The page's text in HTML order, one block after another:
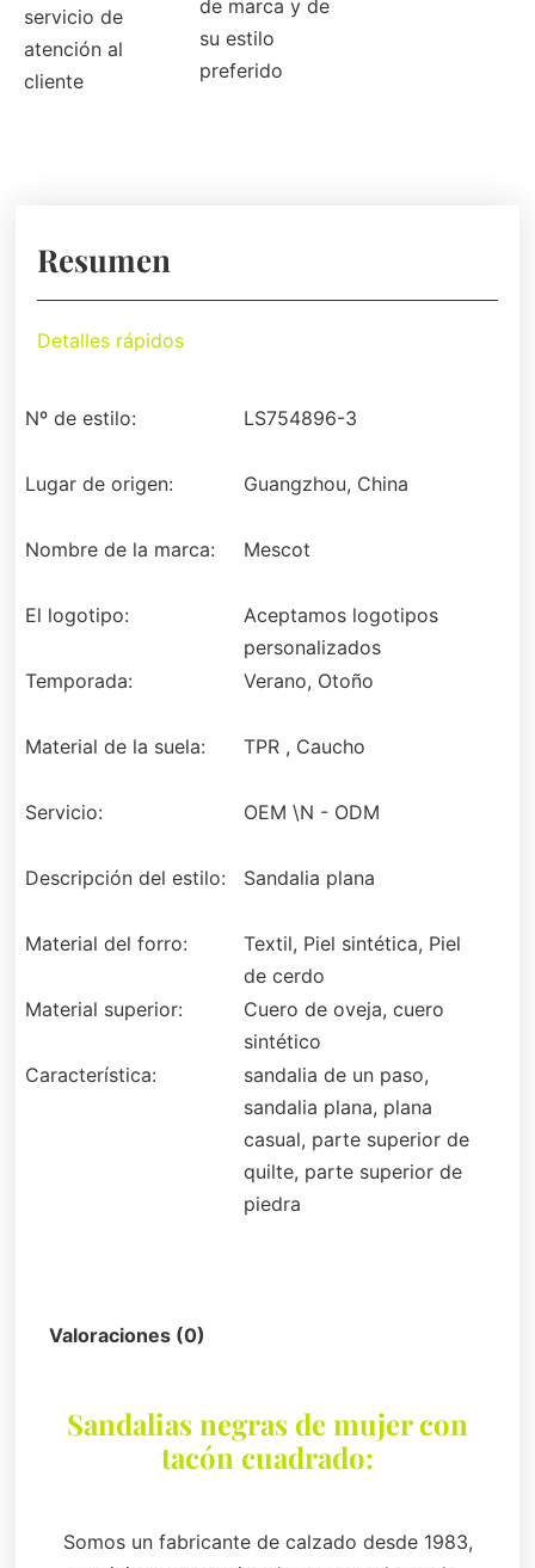
servicio de
atención al
cliente
de marca y de
su estilo
preferido
Resumen
Detalles rápidos
Nº de estilo: LS754896-3
Lugar de origen: Guangzhou, China
Nombre de la marca: Mescot
El logotipo:
Aceptamos logotipos
personalizados
Temporada:
Verano, Otoño
Material de la suela: TPR , Caucho
Servicio: OEM \N - ODM
Descripción del estilo: Sandalia plana
Material del forro:
Textil, Piel sintética, Piel
de cerdo
Material superior:
Cuero de oveja, cuero
sintético
Característica:
sandalia de un paso,
sandalia plana, plana
casual, parte superior de
quilte, parte superior de
piedra
Valoraciones (0)
Sandalias negras de mujer con
tacón cuadrado:
Somos un fabricante de calzado desde 1983,